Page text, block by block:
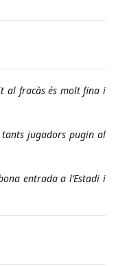
al fracàs és molt fina i
jugadors pugin al
entrada a l’Estadi i